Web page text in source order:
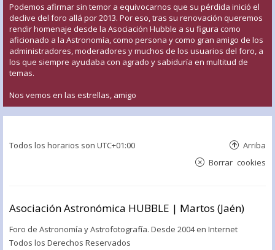
Podemos afirmar sin temor a equivocarnos que su pérdida inició el
declive del foro allá por 2013. Por eso, tras su renovación queremos
rendir homenaje desde la Asociación Hubble a su figura como
aficionado a la Astronomía, como persona y como gran amigo de los
administradores, moderadores y muchos de los usuarios del foro, a
los que siempre ayudaba con agrado y sabiduría en multitud de
temas.
Nos vemos en las estrellas, amigo
Todos los horarios son UTC+01:00 Arriba
Borrar cookies
Asociación Astronómica HUBBLE | Martos (Jaén)
Foro de Astronomía y Astrofotografía. Desde 2004 en Internet
Todos los Derechos Reservados